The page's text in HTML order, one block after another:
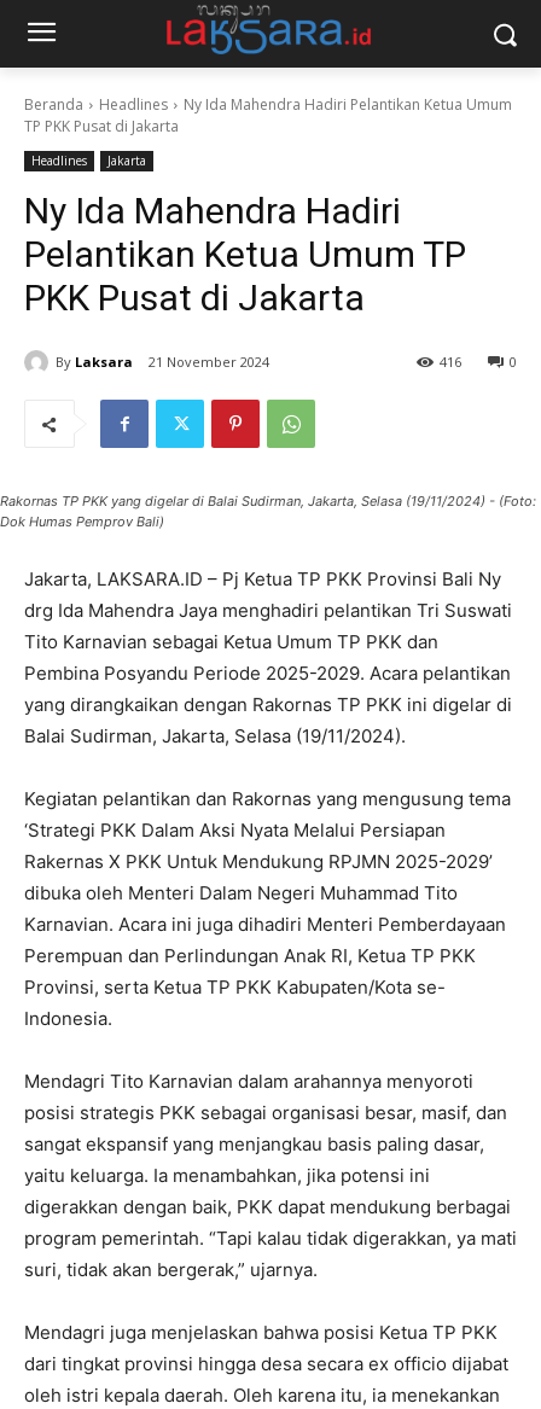
Beranda Headlines
Ny Ida Mahendra Hadiri Pelantikan Ketua Umum
TP PKK Pusat di Jakarta
Headlines Jakarta
Ny Ida Mahendra Hadiri
Pelantikan Ketua Umum TP
PKK Pusat di Jakarta
By Laksara 21 November 2024 0
416
Rakornas TP PKK yang digelar di Balai Sudirman, Jakarta, Selasa (19/11/2024) - (Foto:
Dok Humas Pemprov Bali)
Jakarta, LAKSARA.ID – Pj Ketua TP PKK Provinsi Bali Ny
drg Ida Mahendra Jaya menghadiri pelantikan Tri Suswati
Tito Karnavian sebagai Ketua Umum TP PKK dan
Pembina Posyandu Periode 2025-2029. Acara pelantikan
yang dirangkaikan dengan Rakornas TP PKK ini digelar di
Balai Sudirman, Jakarta, Selasa (19/11/2024).
Kegiatan pelantikan dan Rakornas yang mengusung tema
‘Strategi PKK Dalam Aksi Nyata Melalui Persiapan
Rakernas X PKK Untuk Mendukung RPJMN 2025-2029’
dibuka oleh Menteri Dalam Negeri Muhammad Tito
Karnavian. Acara ini juga dihadiri Menteri Pemberdayaan
Perempuan dan Perlindungan Anak RI, Ketua TP PKK
Provinsi, serta Ketua TP PKK Kabupaten/Kota se-
Indonesia.
Mendagri Tito Karnavian dalam arahannya menyoroti
posisi strategis PKK sebagai organisasi besar, masif, dan
sangat ekspansif yang menjangkau basis paling dasar,
yaitu keluarga. Ia menambahkan, jika potensi ini
digerakkan dengan baik, PKK dapat mendukung berbagai
program pemerintah. “Tapi kalau tidak digerakkan, ya mati
suri, tidak akan bergerak,” ujarnya.
Mendagri juga menjelaskan bahwa posisi Ketua TP PKK
dari tingkat provinsi hingga desa secara ex officio dijabat
oleh istri kepala daerah. Oleh karena itu, ia menekankan